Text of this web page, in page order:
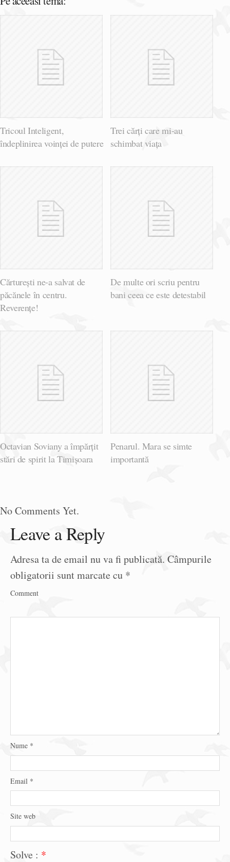
Tricoul Inteligent,
îndeplinirea voinței de putere
Trei cărți care mi-au
schimbat viața
Cărturești ne-a salvat de
păcănele în centru.
Reverențe!
De multe ori scriu pentru
bani ceea ce este detestabil
Octavian Soviany a împărțit
stări de spirit la Timișoara
Penarul. Mara se simte
importantă
No Comments Yet.
Leave a Reply
Adresa ta de email nu va fi publicată. Câmpurile
obligatorii sunt marcate cu *
Comment
Nume *
Email *
Site web
Solve : *